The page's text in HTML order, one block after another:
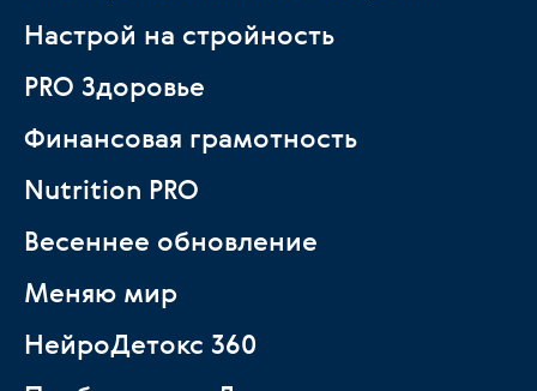
Настрой на стройность
PRO Здоровье
Финансовая грамотность
Nutrition PRO
Весеннее обновление
Меняю мир
НейроДетокс 360